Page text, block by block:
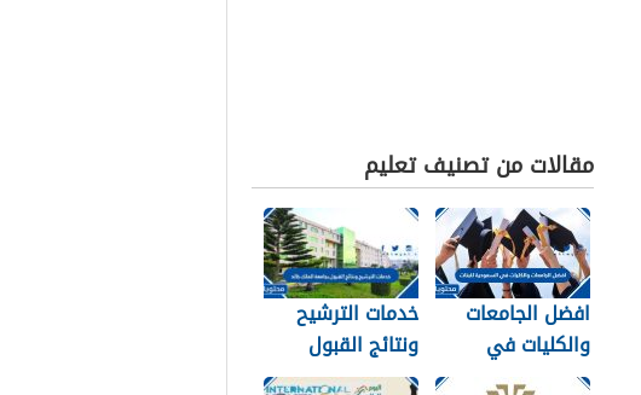
مقالات من تصنيف تعليم
افضل الجامعات
والكليات في
السعودية للبنات
خدمات الترشيح
ونتائج القبول
بجامعة الملك خالد